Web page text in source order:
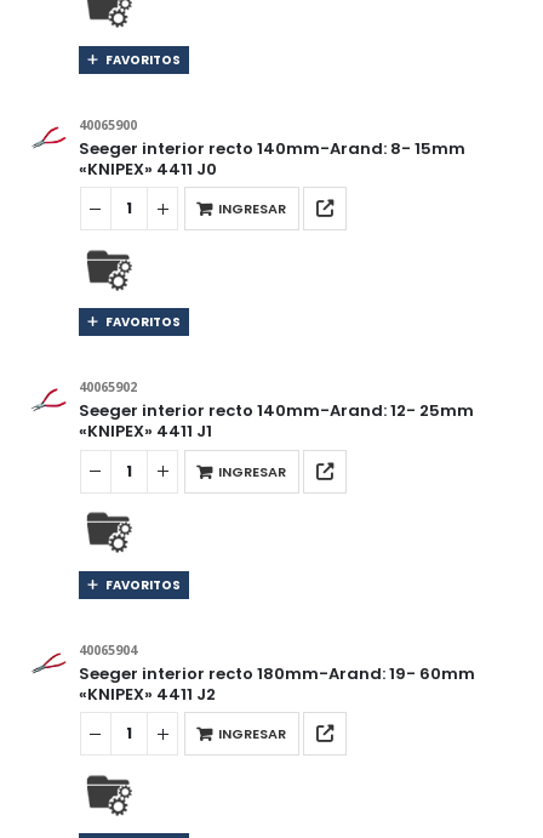
FAVORITOS
40065900
Seeger interior recto 140mm-Arand: 8- 15mm
«KNIPEX» 4411 J0
INGRESAR
FAVORITOS
40065902
Seeger interior recto 140mm-Arand: 12- 25mm
«KNIPEX» 4411 J1
INGRESAR
FAVORITOS
40065904
Seeger interior recto 180mm-Arand: 19- 60mm
«KNIPEX» 4411 J2
INGRESAR